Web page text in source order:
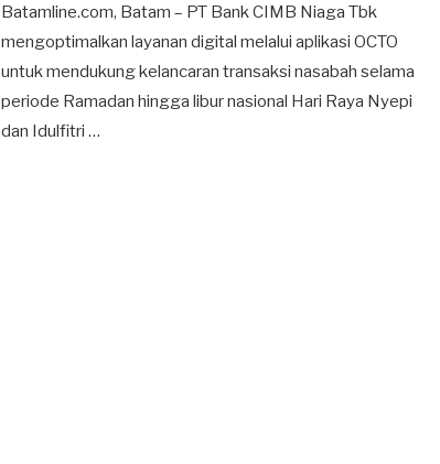
Batamline.com, Batam – PT Bank CIMB Niaga Tbk
mengoptimalkan layanan digital melalui aplikasi OCTO
untuk mendukung kelancaran transaksi nasabah selama
periode Ramadan hingga libur nasional Hari Raya Nyepi
dan Idulfitri …